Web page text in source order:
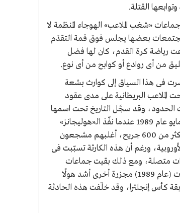
القتلة.
«شغب الملاعب» الهوجاء المنظمة لا
ومجتمعات بعضها يجلس فوق قمة التقدّم
رياضة كرة القدم، كان لها فضل
من أى روادع أو كوابح من أى نوع.
فى هذا السياق إلى كوارث بشعة
الملاعب البريطانية على مدى عقود
الحدود، وقد سجَّل التاريخ تحت اسمها
حوادث شنيعة أشهرها كارثة استاد هيسل البلجيكى التى وقعت يوم 29 مايو عام 1989 عندما نفّذ الـ«هوليجانز»
الإنجليز من مشجّعى فريق نادى ليفربول مجزرة راح ضحيتها 39 قتيلًا وأكثر من 600 جريح، أغلبهم مشجعون
ورغم أن هذه الكارثة تسبّبت فى
بريطانيا من المشاركة فى المسابقات الأوروبية لمدة 5 سنوات متصلة، ومع ذلك بقيت جماعات
الـ«هوليجانز» تمارس شرورها حتى ارتكبوا فى بلادهم بعد أقل من 4 سنوات (عام 1989) مجزرة أخرى أشد هولًا
كأس إنجلترا، وقد خلّفت هذه الحادثة